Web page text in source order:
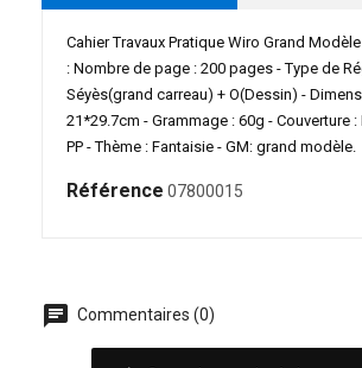
Cahier Travaux Pratique Wiro Grand
: Nombre de page : 200 pages - Type de
Séyès(grand carreau) + O(Dessin) -
21*29.7cm - Grammage : 60g - Couverture
PP - Thème : Fantaisie - GM: grand modèle.
Référence 07800015
chat Commentaires (0)